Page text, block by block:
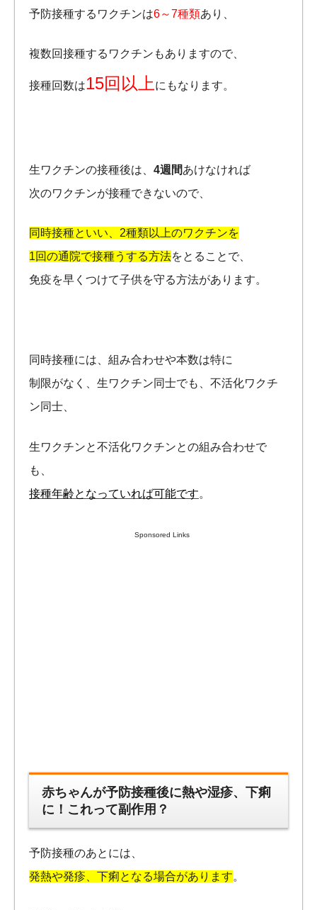
予防接種するワクチンは6～7種類あり、
複数回接種するワクチンもありますので、
接種回数は15回以上 にもなります。
生ワクチンの接種後は、 4週間あけなければ
次のワクチンが接種できないので、
同時接種といい、2種類以上のワクチンを
1回の通院で接種うする方法をとることで、
免疫を早くつけて子供を守る方法があります。
同時接種には、組み合わせや本数は特に
制限がなく、生ワクチン同士でも、不活化ワクチ
ン同士、
生ワクチンと不活化ワクチンとの組み合わせで
も、
接種年齢となっていれば可能です。
Sponsored Links
赤ちゃんが予防接種後に熱や湿疹、下痢
に！これって副作用？
予防接種のあとには、
発熱や発疹、下痢となる場合があります。